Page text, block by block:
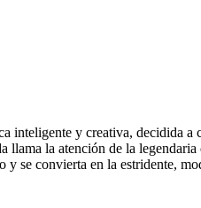
inteligente y creativa, decidida a
llama la atención de la
y se convierta en la estridente,